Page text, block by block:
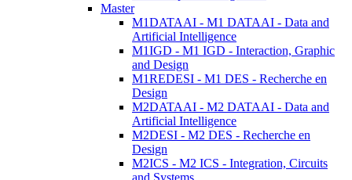
Master
M1DATAAI - M1 DATAAI - Data and
Artificial Intelligence
M1IGD - M1 IGD - Interaction, Graphic
and Design
M1REDESI - M1 DES - Recherche en
Design
M2DATAAI - M2 DATAAI - Data and
Artificial Intelligence
M2DESI - M2 DES - Recherche en
Design
M2ICS - M2 ICS - Integration, Circuits
and Systems